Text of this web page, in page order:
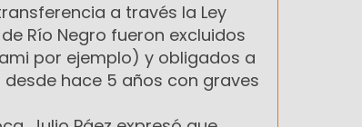
a través la Ley
Río Negro fueron excluidos
por ejemplo) y obligados a
desde hace 5 años con graves